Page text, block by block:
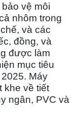
vệ môi
nhôm trong
và các
đồng, và
được làm
mục tiêu
Máy
khe về tiết
ngân, PVC và